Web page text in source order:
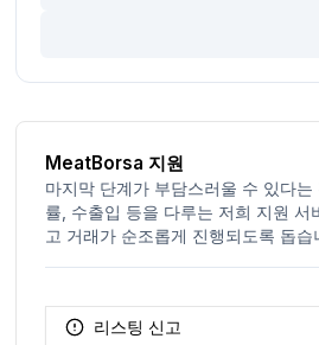
MeatBorsa 지원
마지막 단계가 부담스러울 수 있다는
률, 수출입 등을 다루는 저희 지원 서
고 거래가 순조롭게 진행되도록 돕습
리스팅 신고